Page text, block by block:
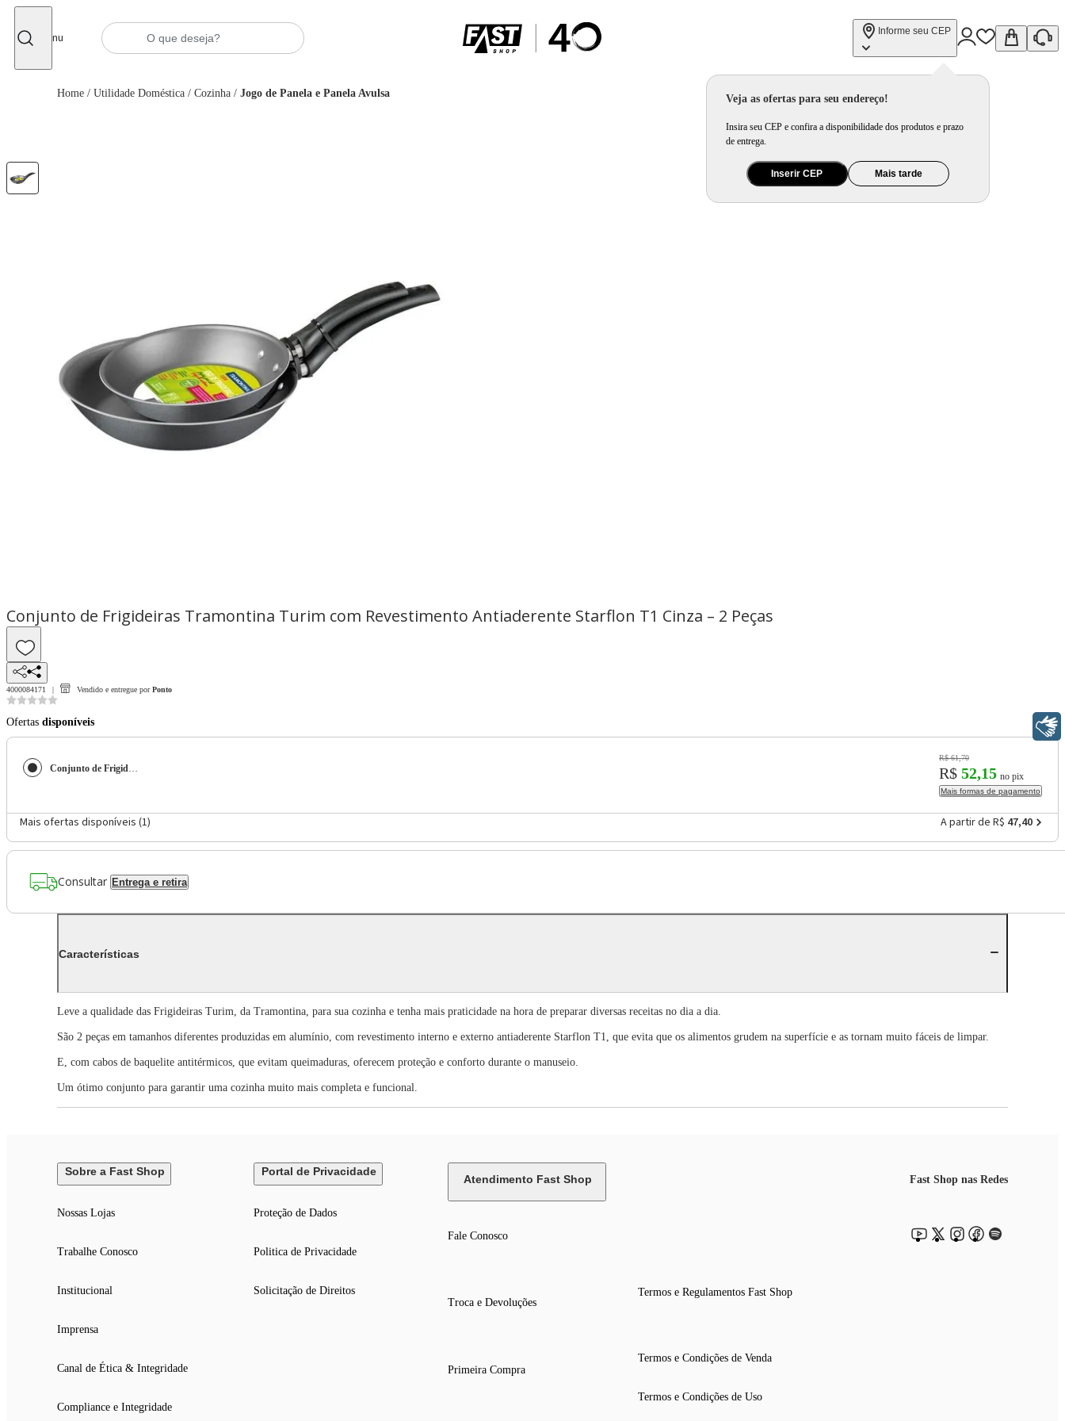
Menu
Informe seu CEP
Veja as ofertas para seu endereço!
Insira seu CEP e confira a disponibilidade dos produtos e prazo
de entrega.
Inserir CEP Mais tarde
Home / Utilidade Doméstica / Cozinha / Jogo de Panela e Panela Avulsa
Conjunto de Frigideiras Tramontina Turim com Revestimento Antiaderente Starflon T1 Cinza – 2 Peças
4000084171 Vendido e entregue por Ponto
Ofertas disponíveis
Conjunto de Frigideiras Tramontina Turim com Revestimento Antiaderente Starflon T1 Cinza – 2 Peças
R$ 61,70
R$ 52,15 no pix
Mais formas de pagamento
Mais ofertas disponíveis (1) A partir de R$ 47,40
Consultar Entrega e retira
Características
Leve a qualidade das Frigideiras Turim, da Tramontina, para sua cozinha e tenha mais praticidade na hora de preparar diversas receitas no dia a dia.
São 2 peças em tamanhos diferentes produzidas em alumínio, com revestimento interno e externo antiaderente Starflon T1, que evita que os alimentos grudem na superfície e as tornam muito fáceis de limpar.
E, com cabos de baquelite antitérmicos, que evitam queimaduras, oferecem proteção e conforto durante o manuseio.
Um ótimo conjunto para garantir uma cozinha muito mais completa e funcional.
Sobre a Fast Shop
Nossas Lojas
Trabalhe Conosco
Institucional
Imprensa
Canal de Ética & Integridade
Compliance e Integridade
Portal de Privacidade
Proteção de Dados
Politica de Privacidade
Solicitação de Direitos
Atendimento Fast Shop
Fale Conosco
Troca e Devoluções
Primeira Compra
Termos e Regulamentos Fast Shop
Termos e Condições de Venda
Termos e Condições de Uso
Fast Shop nas Redes